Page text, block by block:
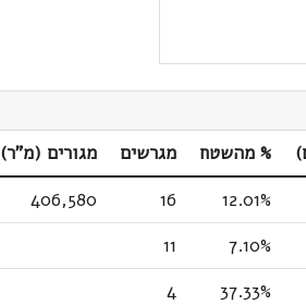
% מהשטח מגרשים מגורים (מ"ר)
12.01%
16
406,580
7.10%
11
37.33%
4